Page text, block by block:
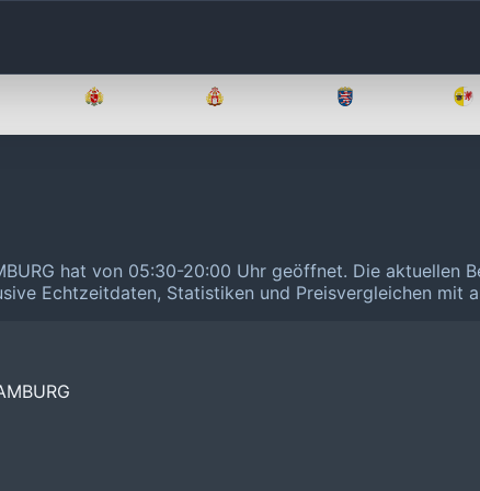
hat von 05:30-20:00 Uhr geöffnet. Die aktuellen
Echtzeitdaten, Statistiken und Preisvergleichen mit